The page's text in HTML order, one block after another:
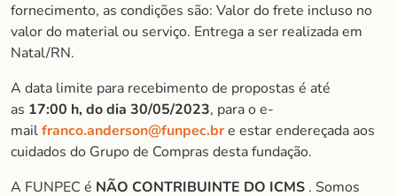
fornecimento, as condições são: Valor do frete incluso no
valor do material ou serviço. Entrega a ser realizada em
Natal/RN.
A data limite para recebimento de propostas é até
as 17:00 h, do dia 30/05/2023, para o e-
mailfranco.anderson@funpec.bre estar endereçada aos
cuidados do Grupo de Compras desta fundação.
A FUNPEC é NÃO CONTRIBUINTE DO ICMS . Somos